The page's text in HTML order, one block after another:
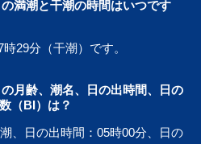
満潮と干潮の時間はいつです
29分（干潮）です。
月齢、潮名、日の出時間、日の
（BI）は？
、日の出時間：05時00分、日の